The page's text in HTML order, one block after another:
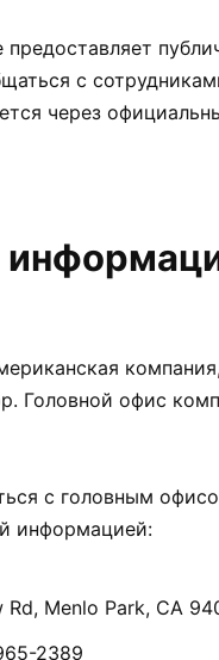
предоставляет
с
через
Головной офис
с головным
информацией:
Rd, Menlo Park, CA
2389